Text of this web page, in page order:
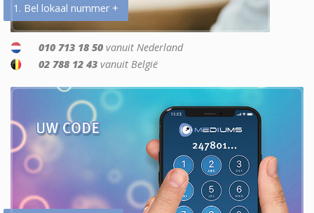
1. Bel lokaal nummer +
010 713 18 50 vanuit Nederland
02 788 12 43 vanuit België